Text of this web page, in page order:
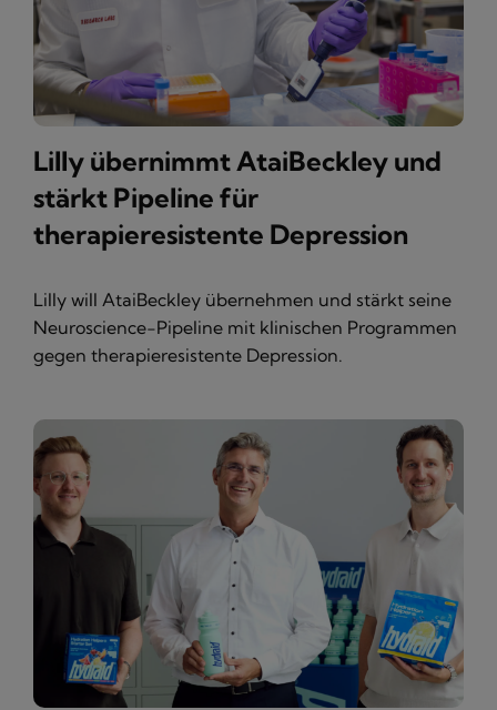
Lilly übernimmt AtaiBeckley und
stärkt Pipeline für
therapieresistente Depression
Lilly will AtaiBeckley übernehmen und stärkt seine
Neuroscience-Pipeline mit klinischen Programmen
gegen therapieresistente Depression.